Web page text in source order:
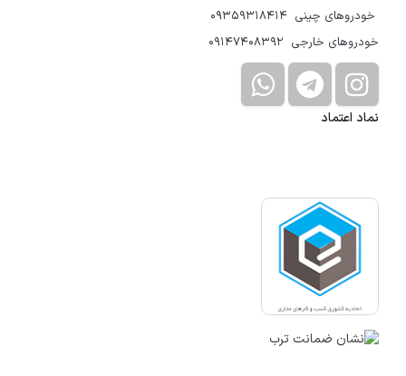
خودروهای چینی 09359318414
خودروهای خارجی 09147408392
نماد اعتماد